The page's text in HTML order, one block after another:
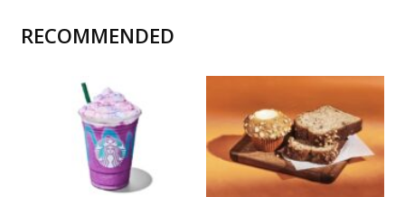
RECOMMENDED